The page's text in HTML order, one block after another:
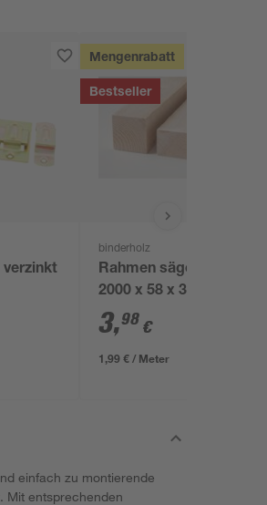
verzinkt
Mengenrabatt
Bestseller
binderholz
Rahmen sägerau
2000 x 58 x 38 mm
3,98 €
1,99 € / Meter
einfach zu montierende
Mit entsprechenden